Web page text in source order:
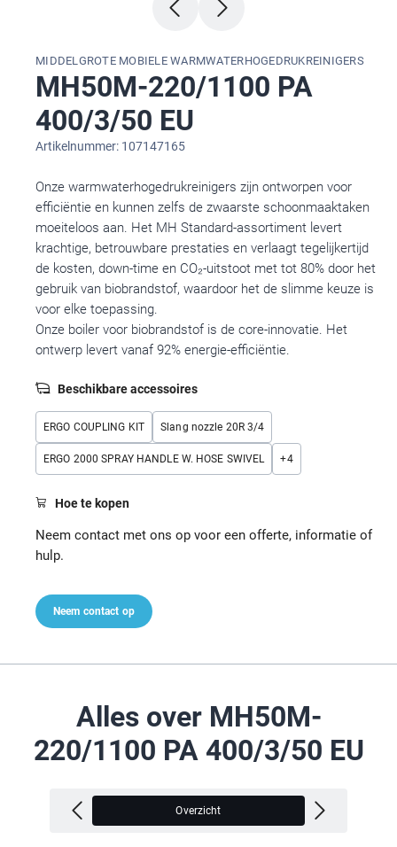
MIDDELGROTE MOBIELE WARMWATERHOGEDRUKREINIGERS
MH50M-220/1100 PA
400/3/50 EU
Artikelnummer: 107147165
Onze warmwaterhogedrukreinigers zijn ontworpen voor
efficiëntie en kunnen zelfs de zwaarste schoonmaaktaken
moeiteloos aan. Het MH Standard-assortiment levert
krachtige, betrouwbare prestaties en verlaagt tegelijkertijd
de kosten, down-time en CO₂-uitstoot met tot 80% door het
gebruik van biobrandstof, waardoor het de slimme keuze is
voor elke toepassing.
Onze boiler voor biobrandstof is de core-innovatie. Het
ontwerp levert vanaf 92% energie-efficiëntie.
Beschikbare accessoires
ERGO COUPLING KIT Slang nozzle 20R 3/4
ERGO 2000 SPRAY HANDLE W. HOSE SWIVEL +4
Hoe te kopen
Neem contact met ons op voor een offerte, informatie of
hulp.
Neem contact op
Alles over MH50M-
220/1100 PA 400/3/50 EU
Overzicht